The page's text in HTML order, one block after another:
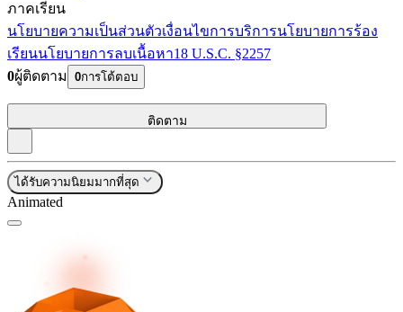
ภาคเรียน
นโยบายความเป็นส่วนตัวเงื่อนไขการบริการนโยบายการร้อง
เรียนนโยบายการลบเนื้อหา18 U.S.C. §2257
0ผู้ติดตาม 0การโต้ตอบ
ติดตาม
ได้รับความนิยมมากที่สุด
Animated